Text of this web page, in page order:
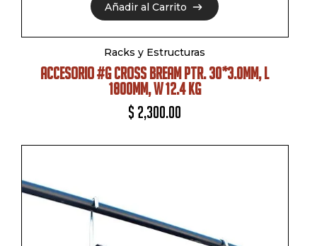
Añadir al Carrito
Añadir al Carrito
Racks y Estructuras
ACCESORIO #G CROSS BREAM PTR. 30*3.0MM, L
1800MM, W 12.4 KG
$ 2,300.00